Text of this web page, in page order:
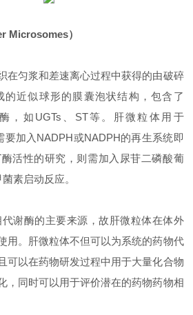
Microsomes）
在匀浆和差速离心过程中获得的由破碎
的近似球形的膜囊泡状结构，包含了
，如UGTs、ST等。肝微粒体用于
要加入NADPH或NADPH的再生系统即
活性的研究，则需加入尿苷二磷酸葡
素启动反应。
代谢酶的主要来源，故肝微粒体在体外
用。肝微粒体不但可以为系统的药物代
可以在药物研发过程中用于大量化合物
，同时可以用于评价潜在的药物药物相